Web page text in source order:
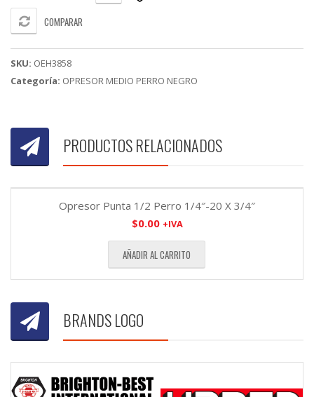
5/8"
cantidadCOMPARAR
SKU: OEH3858
Categoría: OPRESOR MEDIO PERRO NEGRO
PRODUCTOS RELACIONADOS
Opresor Punta 1/2 Perro 1/4″-20 X 3/4″
$0.00 +IVA
AÑADIR AL CARRITO
BRANDS LOGO